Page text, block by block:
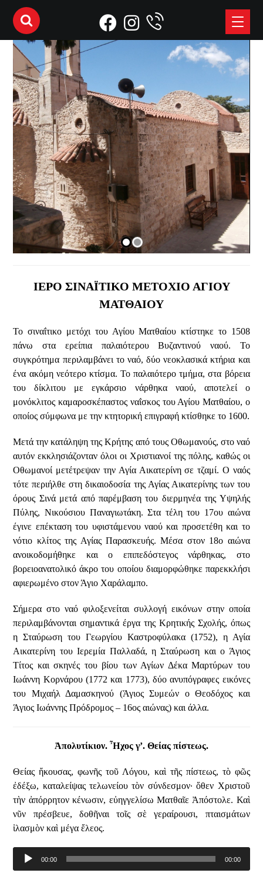
ΙΕΡΟ ΣΙΝΑΪΤΙΚΟ ΜΕΤΟΧΙΟ ΑΓΙΟΥ
ΜΑΤΘΑΙΟΥ
Το σιναΐτικο μετόχι του Αγίου Ματθαίου κτίστηκε το 1508
πάνω στα ερείπια παλαιότερου Βυζαντινού ναού. Το
συγκρότημα περιλαμβάνει το ναό, δύο νεοκλασικά κτήρια και
ένα ακόμη νεότερο κτίσμα. Το παλαιότερο τμήμα, στα βόρεια
του δίκλιτου με εγκάρσιο νάρθηκα ναού, αποτελεί ο
μονόκλιτος καμαροσκέπαστος ναΐσκος του Αγίου Ματθαίου, ο
οποίος σύμφωνα με την κτητορική επιγραφή κτίσθηκε το 1600.
Μετά την κατάληψη της Κρήτης από τους Οθωμανούς, στο ναό
αυτόν εκκλησιάζονταν όλοι οι Χριστιανοί της πόλης, καθώς οι
Οθωμανοί μετέτρεψαν την Αγία Αικατερίνη σε τζαμί. Ο ναός
τότε περιήλθε στη δικαιοδοσία της Αγίας Αικατερίνης των του
όρους Σινά μετά από παρέμβαση του διερμηνέα της Υψηλής
Πύλης, Νικούσιου Παναγιωτάκη. Στα τέλη του 17ου αιώνα
έγινε επέκταση του υφιστάμενου ναού και προσετέθη και το
νότιο κλίτος της Αγίας Παρασκευής. Μέσα στον 18ο αιώνα
ανοικοδομήθηκε και ο επιπεδόστεγος νάρθηκας, στο
βορειοανατολικό άκρο του οποίου διαμορφώθηκε παρεκκλήσι
αφιερωμένο στον Άγιο Χαράλαμπο.
Σήμερα στο ναό φιλοξενείται συλλογή εικόνων στην οποία
περιλαμβάνονται σημαντικά έργα της Κρητικής Σχολής, όπως
η Σταύρωση του Γεωργίου Καστροφύλακα (1752), η Αγία
Αικατερίνη του Ιερεμία Παλλαδά, η Σταύρωση και ο Άγιος
Τίτος και σκηνές του βίου των Αγίων Δέκα Μαρτύρων του
Ιωάννη Κορνάρου (1772 και 1773), δύο ανυπόγραφες εικόνες
του Μιχαήλ Δαμασκηνού (Άγιος Συμεών ο Θεοδόχος και
Άγιος Ιωάννης Πρόδρομος – 16ος αιώνας) και άλλα.
Ἀπολυτίκιον. Ἦχος γ’. Θείας πίστεως.
Θείας ἤκουσας, φωνῆς τοῦ Λόγου, καὶ τῆς πίστεως, τὸ φῶς
ἐδέξω, καταλείψας τελωνείου τὸν σύνδεσμον· ὅθεν Χριστοῦ
τὴν ἀπόρρητον κένωσιν, εὐηγγελίσω Ματθαῖε Ἀπόστολε. Καὶ
νῦν πρέσβευε, δοθῆναι τοῖς σὲ γεραίρουσι, πταισμάτων
ἱλασμὸν καὶ μέγα ἔλεος.
Audio
Player
00:00 00:00